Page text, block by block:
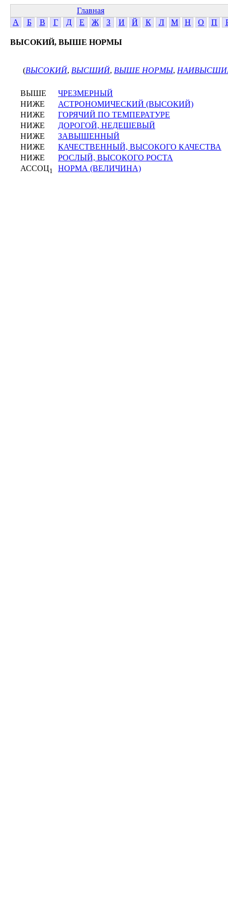
Главная
А
Б В Г Д Е Ж З И Й К Л М Н О П
ВЫСОКИЙ, ВЫШЕ НОРМЫ
(ВЫСОКИЙ, ВЫСШИЙ, ВЫШЕ НОРМЫ,
ВЫШЕ
ЧРЕЗМЕРНЫЙ
НИЖЕ
АСТРОНОМИЧЕСКИЙ (ВЫСОКИЙ)
НИЖЕ
ГОРЯЧИЙ ПО ТЕМПЕРАТУРЕ
НИЖЕ
ДОРОГОЙ, НЕДЕШЕВЫЙ
НИЖЕ
ЗАВЫШЕННЫЙ
НИЖЕ
КАЧЕСТВЕННЫЙ, ВЫСОКОГО КАЧЕСТВА
НИЖЕ
РОСЛЫЙ, ВЫСОКОГО РОСТА
АССОЦ1 НОРМА (ВЕЛИЧИНА)